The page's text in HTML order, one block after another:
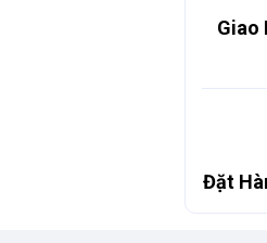
Giao
Đặt